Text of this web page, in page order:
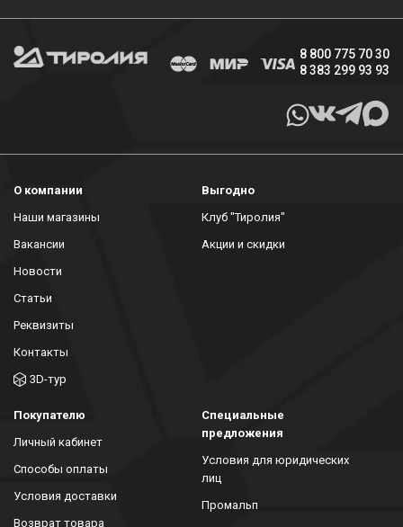
8 800 775 70 30
8 383 299 93 93
О компании
Наши магазины
Вакансии
Новости
Статьи
Реквизиты
Контакты
3D-тур
Выгодно
Клуб "Тиролия"
Акции и скидки
Покупателю
Личный кабинет
Способы оплаты
Условия доставки
Возврат товара
Специальные
предложения
Условия для юридических
лиц
Промальп